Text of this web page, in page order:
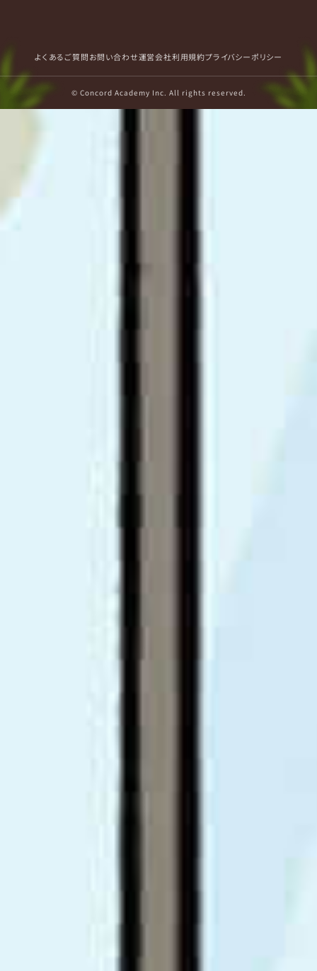
よくあるご質問お問い合わせ運営会社利用規約プライバシーポリシー
© Concord Academy Inc. All rights reserved.